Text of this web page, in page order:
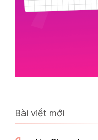
Bài viết mới